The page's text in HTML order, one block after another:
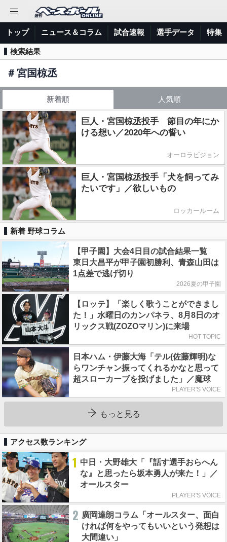
トップ ニュース＆コラム 試合速報 選手データ 特集
検索結果
＃宮国椋丞
新着順 人気順
巨人・宮国椋丞投手 節目の年にか
ける想い／2020年への誓い
オーロラビジョン
巨人・宮国椋丞投手「犬を飼ってみ
たいです」／欲しいもの
ロッカールーム
新着 野球コラム
【甲子園】大会4日目の試合結果一覧
東日大昌平が甲子園初勝利、青森山田は
1点差で逃げ切り
2026夏の甲子園
【ロッテ】「楽しく歌うことができまし
た！」水曜日のカンパネラ、8月8日のオ
リックス戦(ZOZOマリン)に来場
HOT TOPIC
日本ハム・伊藤大海「テル(佐藤輝明)な
らワンチャン振ってくれるかなと思って
超スローカーブを投げました」／魔球
PLAYER'S VOICE
もっと見る
アクセス数ランキング
1 中日・大野雄大「『話す選手おらへん
な』と思ったら坂本勇人が来た！」／
オールスター
PLAYER'S VOICE
2 廣岡達朗コラム「オールスター、面白
ければ何をやってもいいという発想は
大間違い」